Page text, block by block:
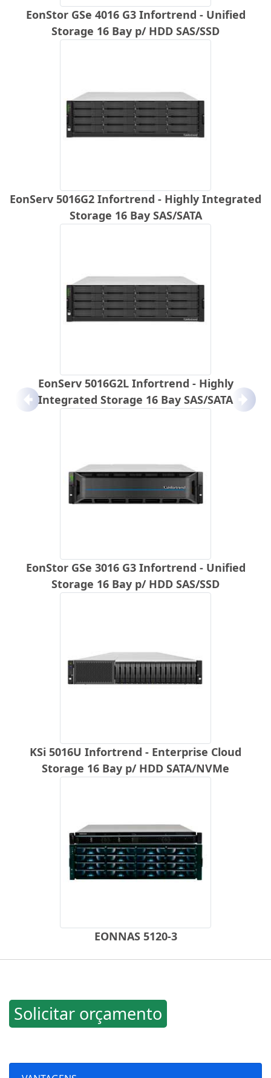
EonStor GSe 4016 G3 Infortrend - Unified
Storage 16 Bay p/ HDD SAS/SSD
EonServ 5016G2 Infortrend - Highly Integrated
Storage 16 Bay SAS/SATA
EonServ 5016G2L Infortrend - Highly
Integrated Storage 16 Bay SAS/SATA
EonStor GSe 3016 G3 Infortrend - Unified
Storage 16 Bay p/ HDD SAS/SSD
KSi 5016U Infortrend - Enterprise Cloud
Storage 16 Bay p/ HDD SATA/NVMe
EONNAS 5120-3
Anterior
Solicitar orçamento